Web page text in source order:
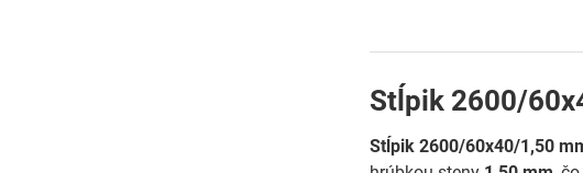
Stĺpik 2600/
Stĺpik 2600/60x40/1,50